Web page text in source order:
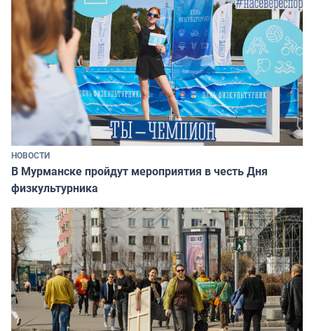
НОВОСТИ
В Мурманске пройдут мероприятия в честь Дня
физкультурника